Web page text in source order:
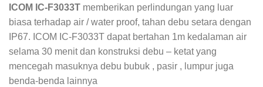
ICOM IC-F3033T memberikan perlindungan yang luar
biasa terhadap air / water proof, tahan debu setara dengan
IP67. ICOM IC-F3033T dapat bertahan 1m kedalaman air
selama 30 menit dan konstruksi debu – ketat yang
mencegah masuknya debu bubuk , pasir , lumpur juga
benda-benda lainnya